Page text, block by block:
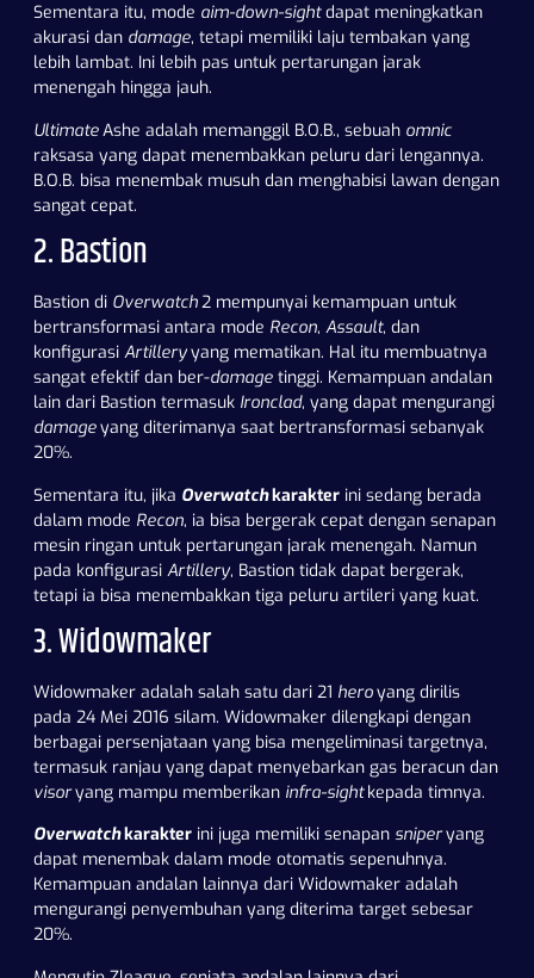
Sementara itu, mode aim-down-sightdapat meningkatkan
akurasi dan damage, tetapi memiliki laju tembakan yang
lebih lambat. Ini lebih pas untuk pertarungan jarak
menengah hingga jauh.
UltimateAshe adalah memanggil B.O.B., sebuah omnic
raksasa yang dapat menembakkan peluru dari lengannya.
B.O.B. bisa menembak musuh dan menghabisi lawan dengan
sangat cepat.
2. Bastion
Bastion di Overwatch2 mempunyai kemampuan untuk
bertransformasi antara mode Recon, Assault, dan
konfigurasi Artilleryyang mematikan. Hal itu membuatnya
sangat efektif dan ber-damage tinggi. Kemampuan andalan
lain dari Bastion termasuk Ironclad, yang dapat mengurangi
damageyang diterimanya saat bertransformasi sebanyak
20%.
Sementara itu, jika Overwatchkarakter ini sedang berada
dalam mode Recon, ia bisa bergerak cepat dengan senapan
mesin ringan untuk pertarungan jarak menengah. Namun
pada konfigurasi Artillery, Bastion tidak dapat bergerak,
tetapi ia bisa menembakkan tiga peluru artileri yang kuat.
3. Widowmaker
Widowmaker adalah salah satu dari 21 heroyang dirilis
pada 24 Mei 2016 silam. Widowmaker dilengkapi dengan
berbagai persenjataan yang bisa mengeliminasi targetnya,
termasuk ranjau yang dapat menyebarkan gas beracun dan
visoryang mampu memberikan infra-sightkepada timnya.
Overwatchkarakter ini juga memiliki senapan sniperyang
dapat menembak dalam mode otomatis sepenuhnya.
Kemampuan andalan lainnya dari Widowmaker adalah
mengurangi penyembuhan yang diterima target sebesar
20%.